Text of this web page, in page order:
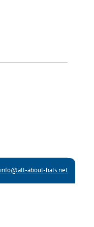
info@all-about-bats.net